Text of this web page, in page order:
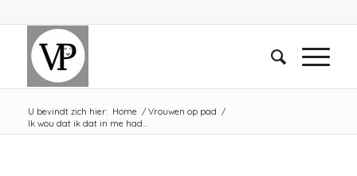
U bevindt zich hier: Home / Vrouwen op pad /
Ik wou dat ik dat in me had…